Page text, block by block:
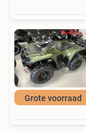
Grote voorraad